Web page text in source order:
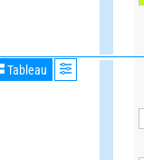
Tableau